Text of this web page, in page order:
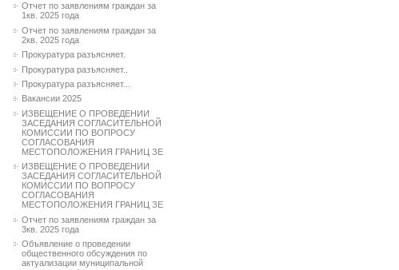
Отчет по заявлениям граждан за
1кв. 2025 года
Отчет по заявлениям граждан за
2кв. 2025 года
Прокуратура разъясняет.
Прокуратура разъясняет..
Прокуратура разъясняет...
Вакансии 2025
ИЗВЕЩЕНИЕ О ПРОВЕДЕНИИ
ЗАСЕДАНИЯ СОГЛАСИТЕЛЬНОЙ
КОМИССИИ ПО ВОПРОСУ
СОГЛАСОВАНИЯ
МЕСТОПОЛОЖЕНИЯ ГРАНИЦ ЗЕ
ИЗВЕЩЕНИЕ О ПРОВЕДЕНИИ
ЗАСЕДАНИЯ СОГЛАСИТЕЛЬНОЙ
КОМИССИИ ПО ВОПРОСУ
СОГЛАСОВАНИЯ
МЕСТОПОЛОЖЕНИЯ ГРАНИЦ ЗЕ
Отчет по заявлениям граждан за
3кв. 2025 года
Объявление о проведении
общественного обсуждения по
актуализации муниципальной